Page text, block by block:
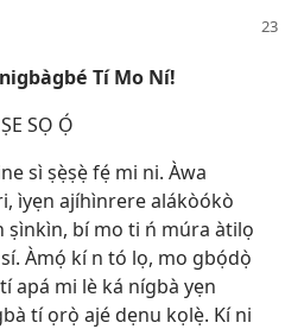
Tí Mo Ní!
SỌ Ọ́
sì ṣẹ̀ṣẹ̀ fẹ́ mi ni. Àwa
ìyẹn ajíhìnrere alákòókò
ṣìnkìn, bí mo ti ń múra àtilọ
Àmọ́ kí n tó lọ, mo gbọ́dọ̀
apá mi lè ká nígbà yẹn
tí ọrọ̀ ajé dẹnu kọlẹ̀. Kí ni